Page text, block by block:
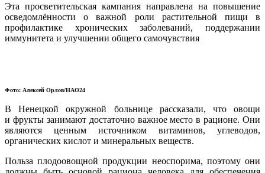
Эта просветительская кампания направлена на повышение
осведомлённости о важной роли растительной пищи в
профилактике хронических заболеваний, поддержании
иммунитета и улучшении общего самочувствия
Фото: Алексей Орлов/НАО24
В Ненецкой окружной больнице рассказали, что овощи
и фрукты занимают достаточно важное место в рационе. Они
являются ценным источником витаминов, углеводов,
органических кислот и минеральных веществ.
Польза плодоовощной продукции неоспорима, поэтому они